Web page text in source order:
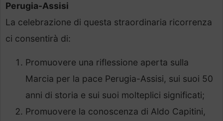
Perugia-Assisi
La celebrazione di questa straordinaria ricorrenza
ci consentirà di:
Promuovere una riflessione aperta sulla
Marcia per la pace Perugia-Assisi, sui suoi 50
anni di storia e sui suoi molteplici significati;
Promuovere la conoscenza di Aldo Capitini,